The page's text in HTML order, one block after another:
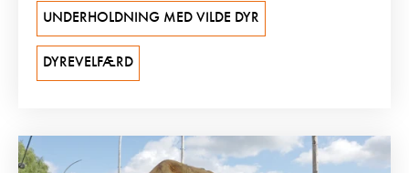
UNDERHOLDNING MED VILDE DYR
DYREVELFÆRD